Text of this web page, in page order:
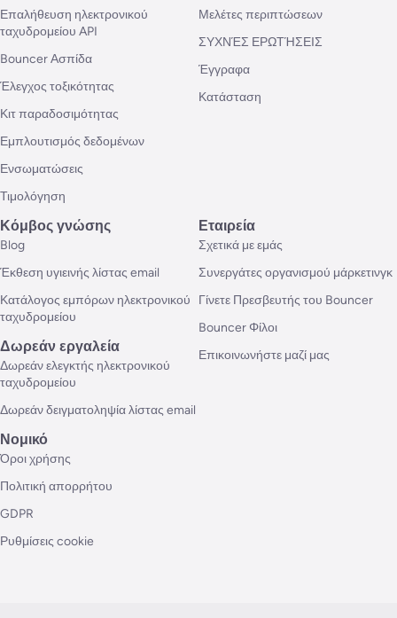
Επαλήθευση ηλεκτρονικού
ταχυδρομείου API
Bouncer Ασπίδα
Έλεγχος τοξικότητας
Κιτ παραδοσιμότητας
Εμπλουτισμός δεδομένων
Ενσωματώσεις
Τιμολόγηση
Μελέτες περιπτώσεων
ΣΥΧΝΈΣ ΕΡΩΤΉΣΕΙΣ
Έγγραφα
Κατάσταση
Κόμβος γνώσης
Blog
Έκθεση υγιεινής λίστας email
Κατάλογος εμπόρων ηλεκτρονικού
ταχυδρομείου
Δωρεάν εργαλεία
Δωρεάν ελεγκτής ηλεκτρονικού
ταχυδρομείου
Δωρεάν δειγματοληψία λίστας email
Εταιρεία
Σχετικά με εμάς
Συνεργάτες οργανισμού μάρκετινγκ
Γίνετε Πρεσβευτής του Bouncer
Bouncer Φίλοι
Επικοινωνήστε μαζί μας
Νομικό
Όροι χρήσης
Πολιτική απορρήτου
GDPR
Ρυθμίσεις cookie